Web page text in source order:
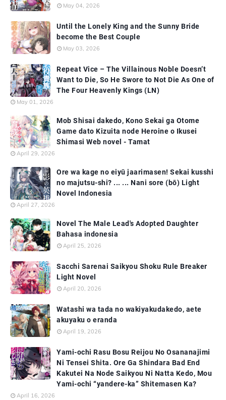
May 04, 2026
Until the Lonely King and the Sunny Bride
become the Best Couple
May 03, 2026
Repeat Vice – The Villainous Noble Doesn’t
Want to Die, So He Swore to Not Die As One of
The Four Heavenly Kings (LN)
May 01, 2026
Mob Shisai dakedo, Kono Sekai ga Otome
Game dato Kizuita node Heroine o Ikusei
Shimasi Web novel - Tamat
April 29, 2026
Ore wa kage no eiyū jaarimasen! Sekai kusshi
no majutsu-shi? ... ... Nani sore (bō) Light
Novel Indonesia
April 27, 2026
Novel The Male Lead's Adopted Daughter
Bahasa indonesia
April 25, 2026
Sacchi Sarenai Saikyou Shoku Rule Breaker
Light Novel
April 20, 2026
Watashi wa tada no wakiyakudakedo, aete
akuyaku o eranda
April 19, 2026
Yami-ochi Rasu Bosu Reijou No Osananajimi
Ni Tensei Shita. Ore Ga Shindara Bad End
Kakutei Na Node Saikyou Ni Natta Kedo, Mou
Yami-ochi “yandere-ka” Shitemasen Ka?
April 16, 2026